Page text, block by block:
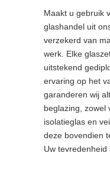
Maakt u gebruik
glashandel uit
verzekerd van
werk. Elke
uitstekend
ervaring op het
garanderen wij
beglazing, zowel
isolatieglas en
deze bovendien
Uw